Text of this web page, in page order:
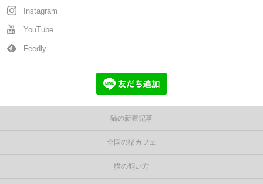
Instagram
YouTube
Feedly
猫の新着記事
全国の猫カフェ
猫の飼い方